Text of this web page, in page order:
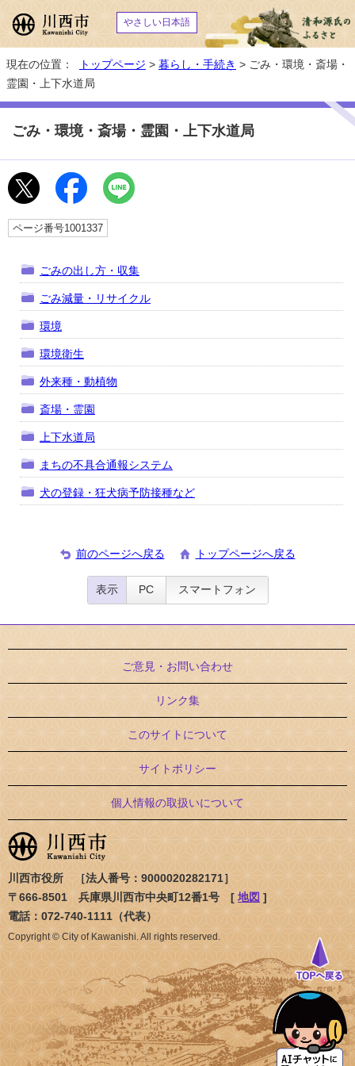
やさしい日本語
現在の位置： トップページ > 暮らし・手続き > ごみ・環境・斎場・
霊園・上下水道局
ごみ・環境・斎場・霊園・上下水道局
ページ番号1001337
ごみの出し方・収集
ごみ減量・リサイクル
環境
環境衛生
外来種・動植物
斎場・霊園
上下水道局
まちの不具合通報システム
犬の登録・狂犬病予防接種など
前のページへ戻る トップページへ戻る
表示 PC スマートフォン
ご意見・お問い合わせ
リンク集
このサイトについて
サイトポリシー
個人情報の取扱いについて
川西市役所 ［法人番号：9000020282171］
〒666-8501 兵庫県川西市中央町12番1号 [ 地図 ]
電話：072-740-1111（代表）
Copyright © City of Kawanishi. All rights reserved.